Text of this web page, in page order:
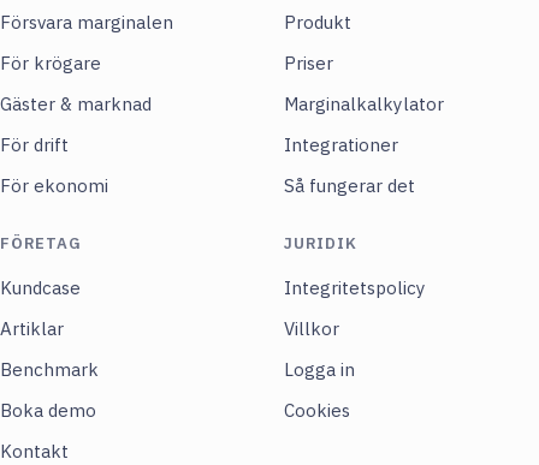
Försvara marginalen
För krögare
Gäster & marknad
För drift
För ekonomi
Produkt
Priser
Marginalkalkylator
Integrationer
Så fungerar det
FÖRETAG
Kundcase
Artiklar
Benchmark
Boka demo
Kontakt
JURIDIK
Integritetspolicy
Villkor
Logga in
Cookies